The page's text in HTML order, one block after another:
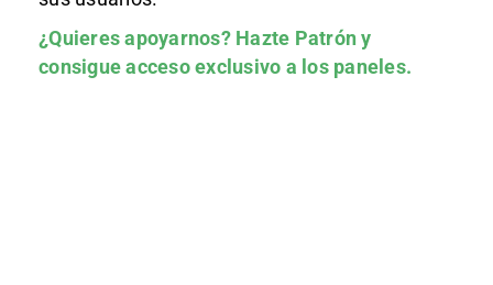
¿Quieres apoyarnos? Hazte Patróny
consigue acceso exclusivo a los paneles.